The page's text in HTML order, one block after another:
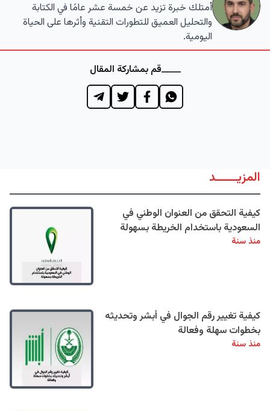
أمتلك خبرة تزيد عن خمسة عشر عامًا في الكتابة
والتحليل العميق للتطورات التقنية وأثرها على الحياة
اليومية.
قم بمشاركة المقال
المزيــــــد
كيفية التحقق من العنوان الوطني في
السعودية باستخدام الخريطة بسهولة
منذ سنة
كيفية تغيير رقم الجوال في أبشر وتحديثه
بخطوات سهلة وفعالة
منذ سنة